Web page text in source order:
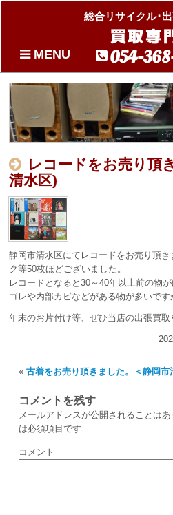
総合リサイクル･
買取専
054-
MENU
レコードをお売り頂
清水区)
静岡市清水区にてレコードをお売り頂
ク等50枚ほどございました。
レコードとなると30～40年以上前の物
ゴレや内部カビなどがある物が多いです
年末のお片付け等、ぜひ当店の出張買取
« 古着をお売り頂きました。＜静岡市
コメントを残す
メールアドレスが公開されることはあ
は必須項目です
コメント